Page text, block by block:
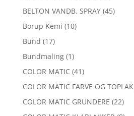
BELTON VANDB. SPRAY (45)
Borup Kemi (10)
Bund (17)
Bundmaling (1)
COLOR MATIC (41)
COLOR MATIC FARVE OG TOPLAK
COLOR MATIC GRUNDERE (22)